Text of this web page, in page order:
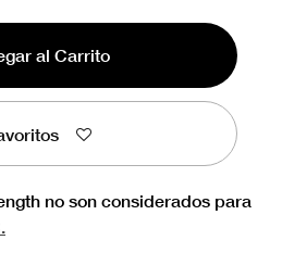
al Carrito
no son considerados para